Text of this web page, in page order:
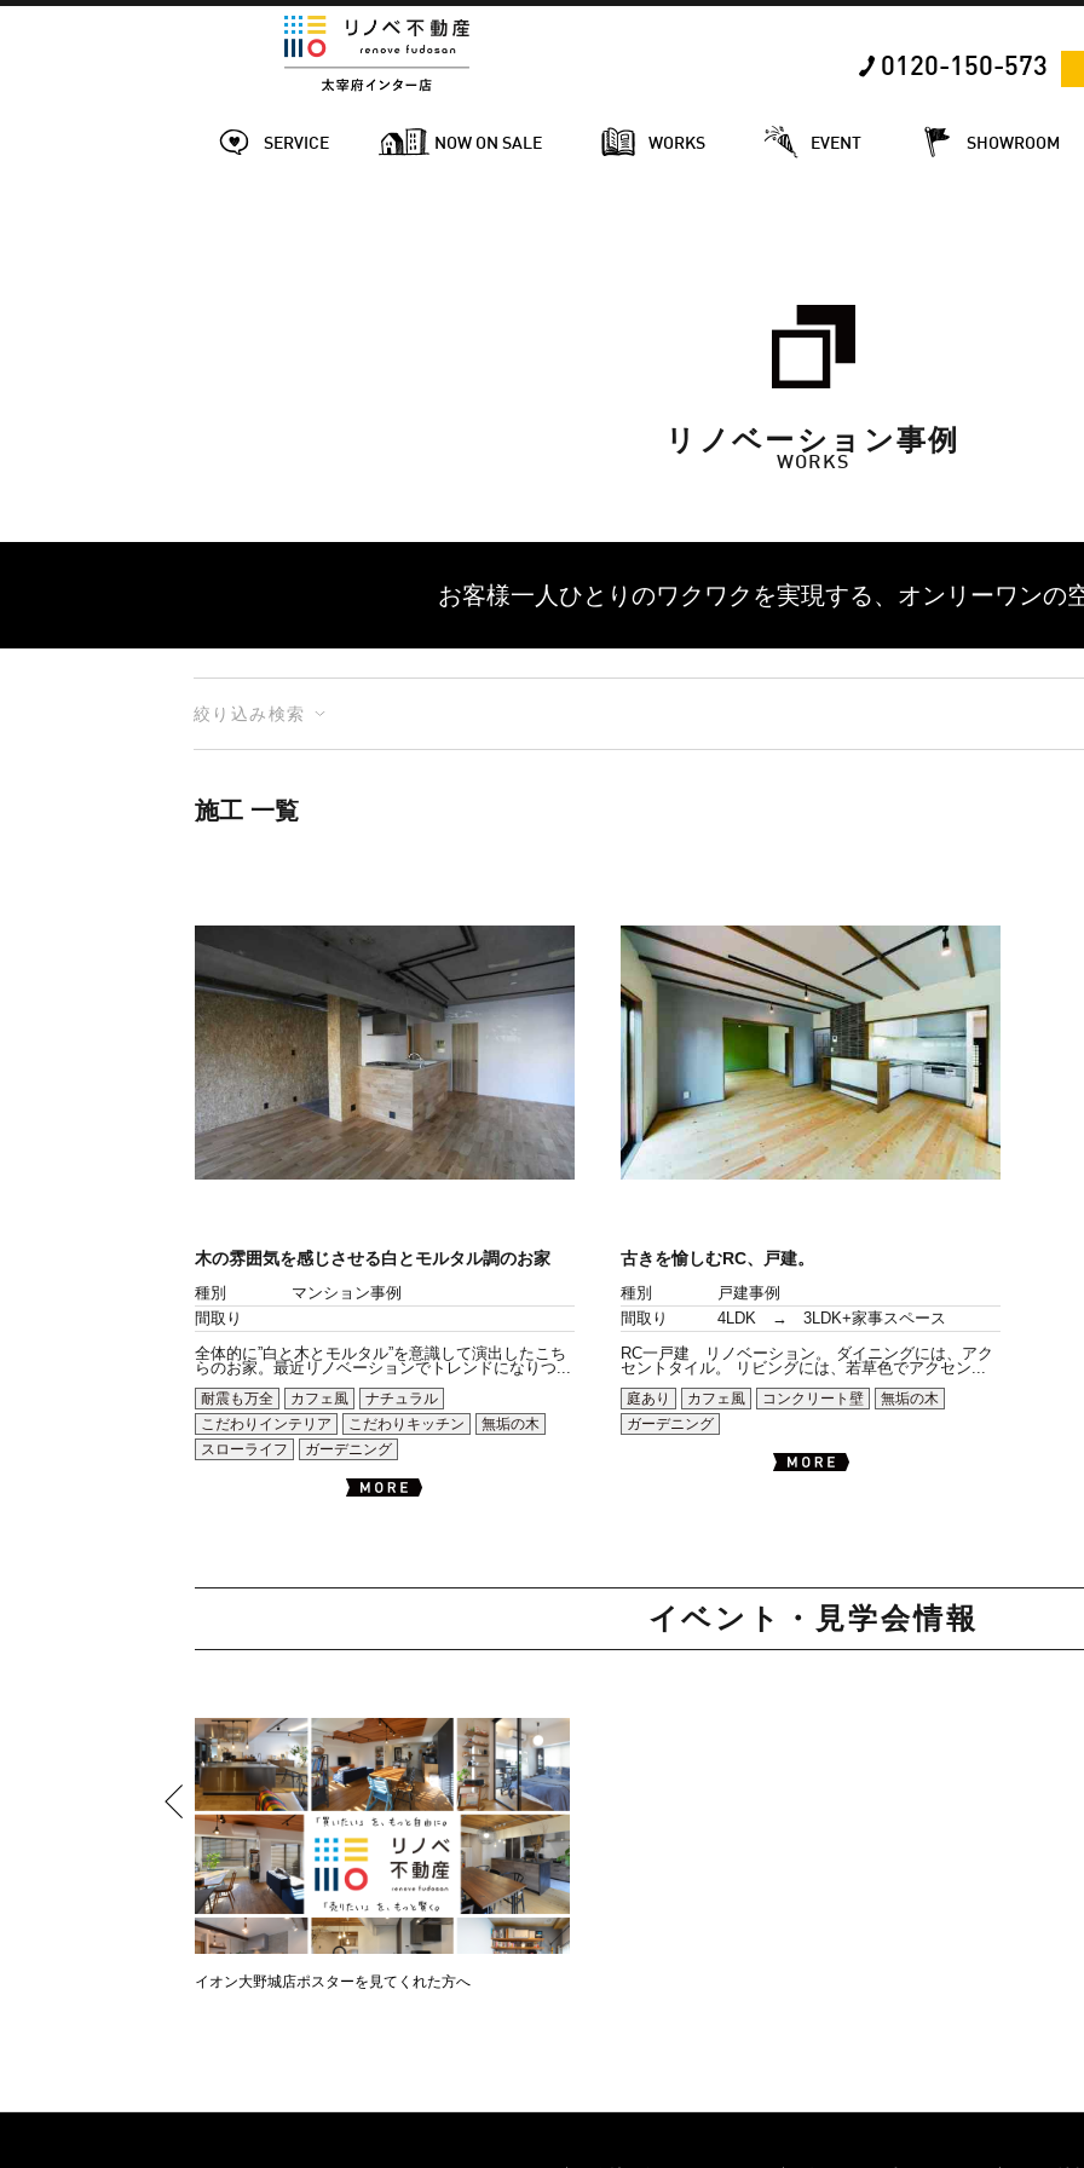
0120-150-573
SERVICE NOW ON SALE WORKS EVENT SHOWROOM
リノベーション事例
WORKS
お客様一人ひとりのワクワクを実現する、 オンリーワンの
絞り込み検索
施工 一覧
木の雰囲気を感じさせる白とモルタル調のお家
種別
マンション事例
間取り
全体的に”白と木とモルタル”を意識して演出したこち
らのお家。最近リノベーションでトレンドになりつ...
耐震も万全
カフェ風
ナチュラル
こだわりインテリア
こだわりキッチン
無垢の木
スローライフ
ガーデニング
古きを愉しむRC、戸建。
種別
戸建事例
間取り
4LDK → 3LDK+家事スペース
RC一戸建 リノベーション。 ダイニングには、アク
セントタイル。 リビングには、若草色でアクセン...
庭あり
カフェ風 コンクリート壁
無垢の木
ガーデニング
イベント・見学会情報
イオン大野城店ポスターを見てくれた方へ